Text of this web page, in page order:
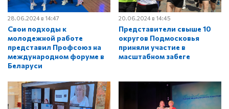
28.06.2024 в 14:47
Свои подходы к
молодежной работе
представил Профсоюз на
международном форуме в
Беларуси
20.06.2024 в 14:45
Представители свыше 10
округов Подмосковья
приняли участие в
масштабном забеге